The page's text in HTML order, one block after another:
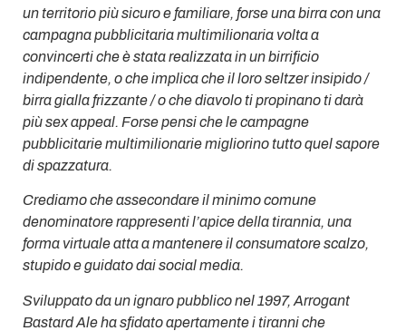
un territorio più sicuro e familiare, forse una birra con una
campagna pubblicitaria multimilionaria volta a
convincerti che è stata realizzata in un birrificio
indipendente, o che implica che il loro seltzer insipido /
birra gialla frizzante / o che diavolo ti propinano ti darà
più sex appeal. Forse pensi che le campagne
pubblicitarie multimilionarie migliorino tutto quel sapore
di spazzatura.
Crediamo che assecondare il minimo comune
denominatore rappresenti l’apice della tirannia, una
forma virtuale atta a mantenere il consumatore scalzo,
stupido e guidato dai social media.
Sviluppato da un ignaro pubblico nel 1997, Arrogant
Bastard Ale ha sfidato apertamente i tiranni che